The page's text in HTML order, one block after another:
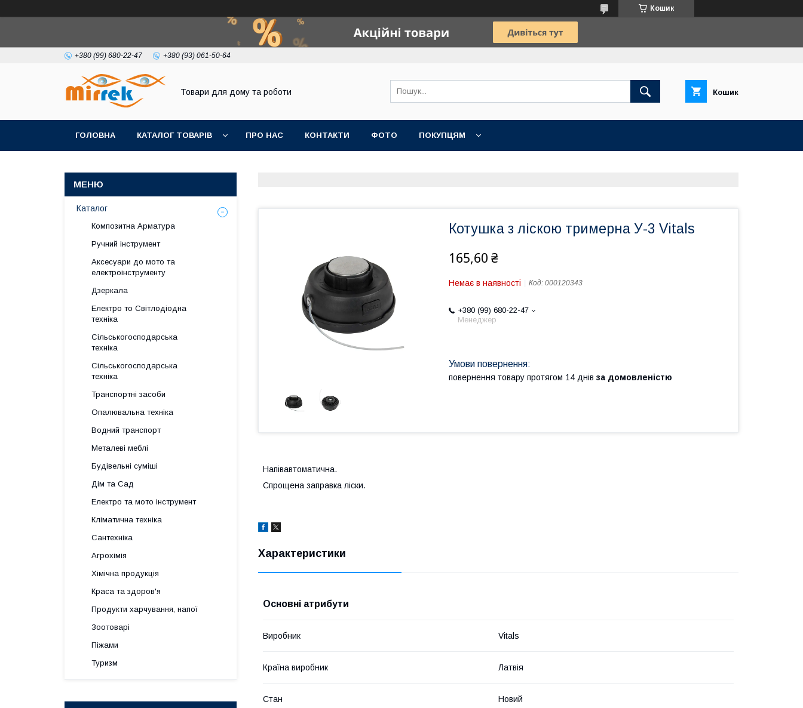
Кошик
+380 (99) 680-22-47 +380 (93) 061-50-64
Товари для дому та роботи Кошик
ГОЛОВНА КАТАЛОГ ТОВАРІВ ПРО НАС КОНТАКТИ ФОТО ПОКУПЦЯМ
Котушка з ліскою тримерна У-3 Vitals
165,60 ₴
Немає в наявності Код: 000120343
+380 (99) 680-22-47
Менеджер
повернення товару протягом 14 днів за домовленістю
Напівавтоматична.
Спрощена заправка ліски.
Характеристики
Основні атрибути
Виробник Vitals
Країна виробник Латвія
Стан Новий
Каталог
Композитна Арматура
Ручний інструмент
Аксесуари до мото та
електроінструменту
Дзеркала
Електро то Світлодіодна
техніка
Сільськогосподарська
техніка
Сільськогосподарська
техніка
Транспортні засоби
Опалювальна техніка
Водний транспорт
Металеві меблі
Будівельні суміші
Дім та Сад
Електро та мото інструмент
Кліматична техніка
Сантехніка
Агрохімія
Хімічна продукція
Краса та здоров'я
Продукти харчування, напої
Зоотоварі
Піжами
Туризм